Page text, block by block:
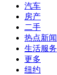
汽车
房产
二手
热点新闻
生活服务
更多
纽约